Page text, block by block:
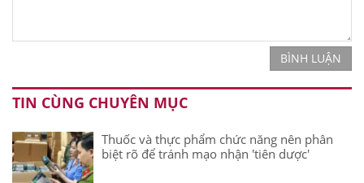
BÌNH LUẬN
TIN CÙNG CHUYÊN MỤC
Thuốc và thực phẩm chức năng nên phân
biệt rõ để tránh mạo nhận 'tiên dược'